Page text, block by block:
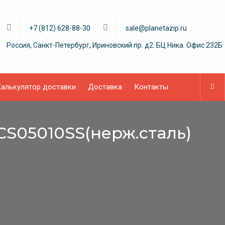
+7 (812) 628-88-30 sale@planetazip.ru
Россия, Санкт-Петербург, Ириновский пр. д2. БЦ Ника. Офис 232Б
доставки Доставка Контакты